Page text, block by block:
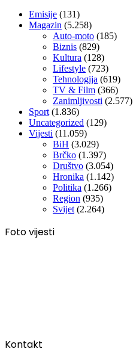
Emisije (131)
Magazin (5.258)
Auto-moto (185)
Biznis (829)
Kultura (128)
Lifestyle (723)
Tehnologija (619)
TV & Film (366)
Zanimljivosti (2.577)
Sport (1.836)
Uncategorized (129)
Vijesti (11.059)
BiH (3.029)
Brčko (1.397)
Društvo (3.054)
Hronika (1.142)
Politika (1.266)
Region (935)
Svijet (2.264)
Foto vijesti
Kontakt